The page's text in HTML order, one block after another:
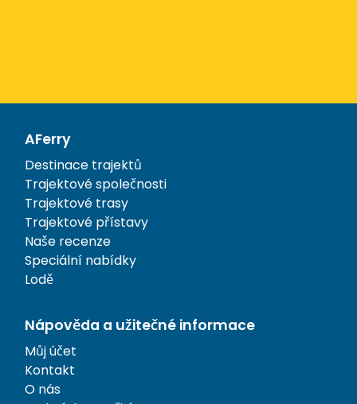
AFerry
Destinace trajektů
Trajektové společnosti
Trajektové trasy
Trajektové přístavy
Naše recenze
Speciální nabídky
Lodě
Nápověda a užitečné informace
Můj účet
Kontakt
O nás